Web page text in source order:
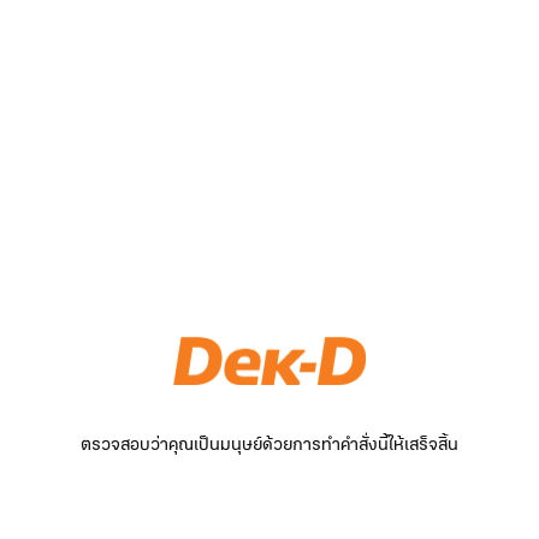
ตรวจสอบว่าคุณเป็นมนุษย์ด้วยการทำคำสั่งนี้ให้เสร็จสิ้น